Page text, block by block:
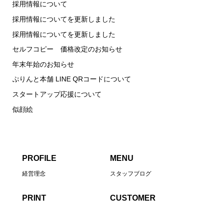
採用情報について
採用情報についてを更新しました
採用情報についてを更新しました
セルフコピー 価格改定のお知らせ
年末年始のお知らせ
ぷりんと本舗 LINE QRコードについて
スタートアップ応援について
似顔絵
PROFILE
経営理念
MENU
スタッフブログ
PRINT CUSTOMER